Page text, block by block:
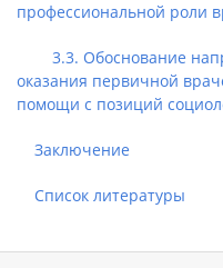
профессиональной роли
3.3. Обоснование
оказания первичной
помощи с позиций
Заключение
Список литературы